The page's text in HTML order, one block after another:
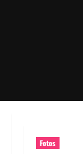
Fotos